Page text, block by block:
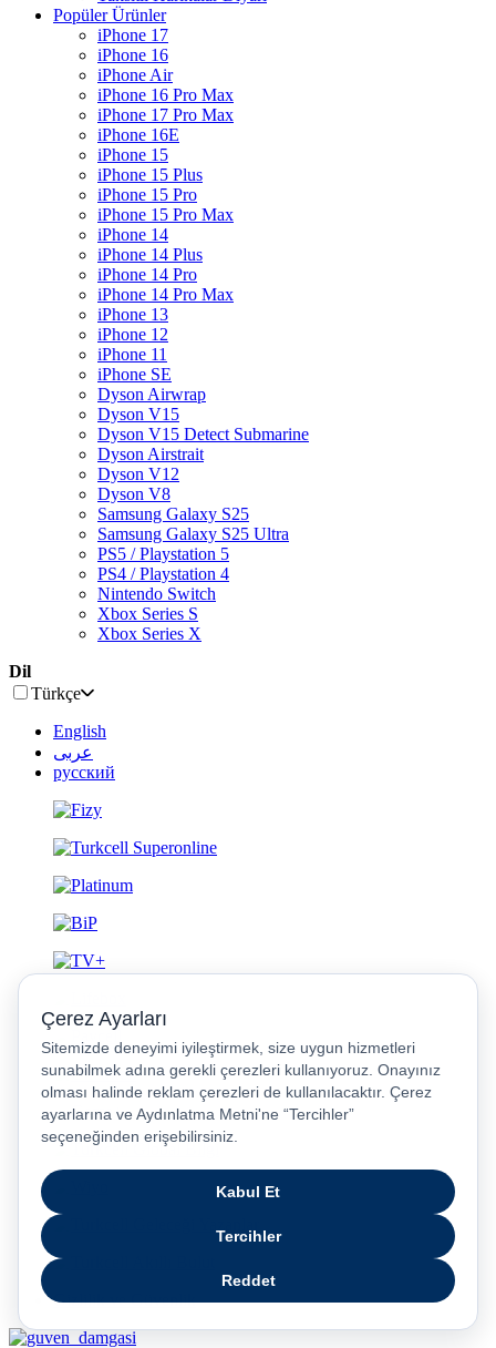
Popüler Ürünler
iPhone 17
iPhone 16
iPhone Air
iPhone 16 Pro Max
iPhone 17 Pro Max
iPhone 16E
iPhone 15
iPhone 15 Plus
iPhone 15 Pro
iPhone 15 Pro Max
iPhone 14
iPhone 14 Plus
iPhone 14 Pro
iPhone 14 Pro Max
iPhone 13
iPhone 12
iPhone 11
iPhone SE
Dyson Airwrap
Dyson V15
Dyson V15 Detect Submarine
Dyson Airstrait
Dyson V12
Dyson V8
Samsung Galaxy S25
Samsung Galaxy S25 Ultra
PS5 / Playstation 5
PS4 / Playstation 4
Nintendo Switch
Xbox Series S
Xbox Series X
Dil
Türkçe
English
عربى
русский
Gizlilik ve Güvenlik